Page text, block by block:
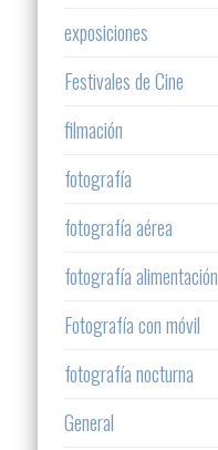
exposiciones
Festivales de Cine
filmación
fotografía
fotografía aérea
fotografía alimentación
Fotografía con móvil
fotografía nocturna
General